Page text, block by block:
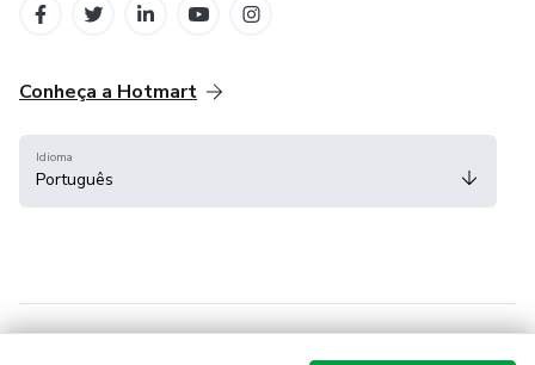
Conheça a Hotmart
Idioma
Português